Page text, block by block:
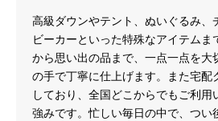
高級ダウンやテント、ぬいぐるみ、
ビーカーといった特殊なアイテム
から思い出の品まで、一点一点を大
の手で丁寧に仕上げます。また宅配
しており、全国どこからでもご利
強みです。忙しい毎日の中で、つい